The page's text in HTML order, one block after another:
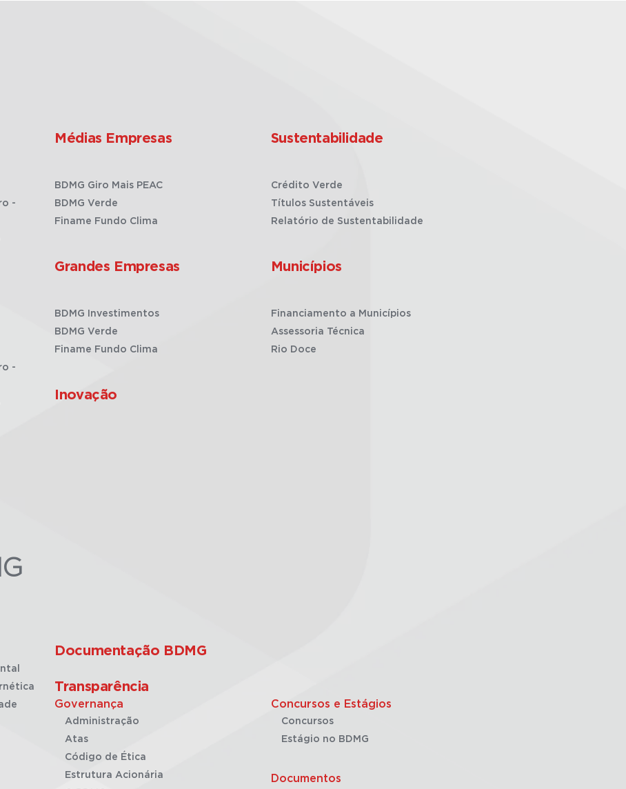
-
-
Médias Empresas
BDMG Giro Mais PEAC
BDMG Verde
Finame Fundo Clima
Grandes Empresas
BDMG Investimentos
BDMG Verde
Finame Fundo Clima
Inovação
Sustentabilidade
Crédito Verde
Títulos Sustentáveis
Relatório de Sustentabilidade
Municípios
Financiamento a Municípios
Assessoria Técnica
Rio Doce
Documentação BDMG
Transparência
Governança
Administração
Atas
Código de Ética
Estrutura Acionária
Concursos e Estágios
Concursos
Estágio no BDMG
Documentos